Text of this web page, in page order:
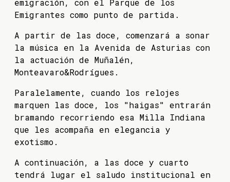
emigración, con el Parque de los
Emigrantes como punto de partida.
A partir de las doce, comenzará a sonar
la música en la Avenida de Asturias con
la actuación de Muñalén,
Monteavaro&Rodrígues.
Paralelamente, cuando los relojes
marquen las doce, los "haigas" entrarán
bramando recorriendo esa Milla Indiana
que les acompaña en elegancia y
exotismo.
A continuación, a las doce y cuarto
tendrá lugar el saludo institucional en